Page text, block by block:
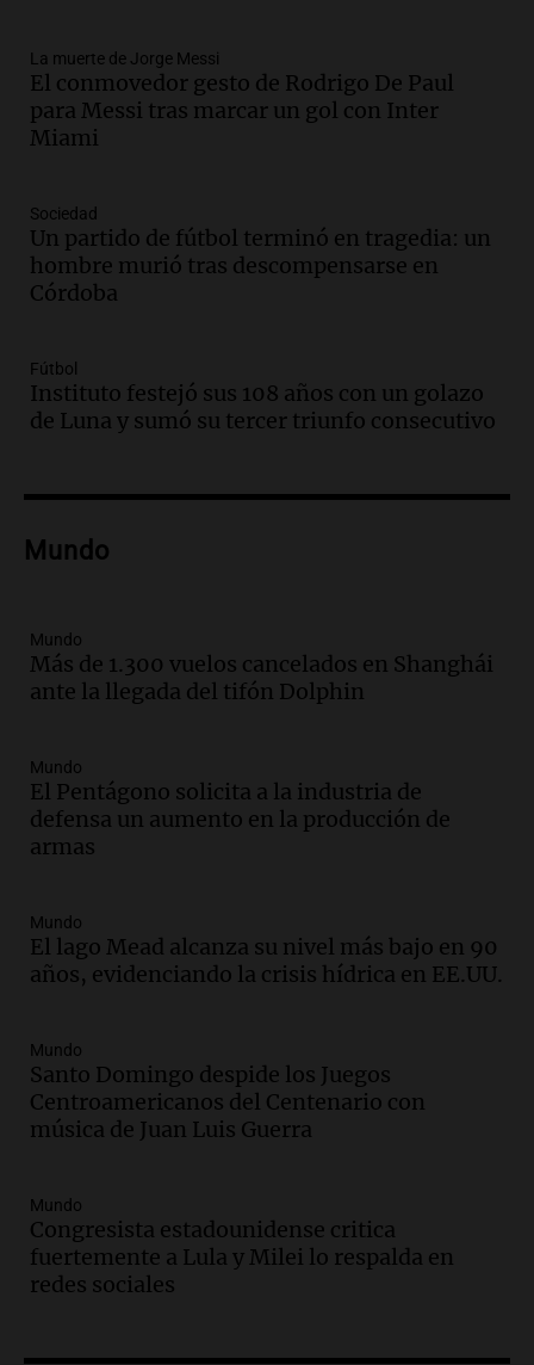
Episodios
Audio.Ley de Propiedad Privada: el revés
en el Congreso expuso una debilidad
comunicacional del Gobierno
Episodios
Audio.Casabindo se prepara para una
celebración única: 30.000 turistas y el
tradicional Toreo de la Vincha
Audio.Borges, abogada de Pourrain:
"Tres hombres se lo llevaron para
hacerle preguntas y nunca regresó"
Episodios
metros del río Suquía y retiraron hasta
Episodios
Audio.La historia de la servilleta que
firmó Jorge Messi para el primer
Episodios
Audio. Joan Gaspart: "Sin Jorge, no sé si
Messi hubiera llegado adonde llegó"
Audio.El orgullo y el sueño argentino de
Jorge Messi en una entrevista con Rony
Episodios
Audio.El abuelo de Agostina Vega, tras
las nuevas detenciones: "En esa casa
Episodios
Audio.Una nutricionista derribó el mito
del desayuno ideal: qué alimentos
conviene priorizar
La muerte de Jorge Messi
El conmovedor gesto de Rodrigo De Paul
para Messi tras marcar un gol con Inter
Miami
Sociedad
Un partido de fútbol terminó en tragedia: un
hombre murió tras descompensarse en
Córdoba
Fútbol
Instituto festejó sus 108 años con un golazo
de Luna y sumó su tercer triunfo consecutivo
Mundo
Mundo
Más de 1.300 vuelos cancelados en Shanghái
ante la llegada del tifón Dolphin
Mundo
El Pentágono solicita a la industria de
defensa un aumento en la producción de
armas
Mundo
El lago Mead alcanza su nivel más bajo en 90
años, evidenciando la crisis hídrica en EE.UU.
Mundo
Santo Domingo despide los Juegos
Centroamericanos del Centenario con
música de Juan Luis Guerra
Mundo
Congresista estadounidense critica
fuertemente a Lula y Milei lo respalda en
redes sociales